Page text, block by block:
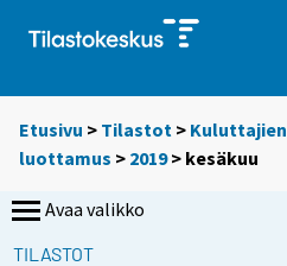
Etusivu > Tilastot > Kuluttajien
luottamus > 2019> kesäkuu
Avaa valikko
TILASTOT